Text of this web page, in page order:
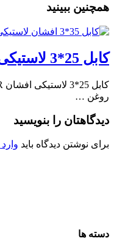
همچنین ببینید
کابل 25*3 لاستیکی افشان یزد فروش ویژه
روغن …
دیدگاهتان را بنویسید
برای نوشتن دیدگاه باید
دسته ها